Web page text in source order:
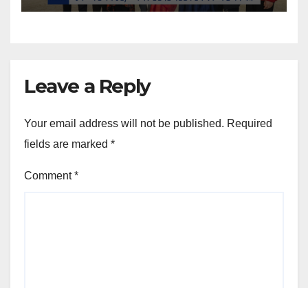
Leave a Reply
Your email address will not be published. Required
fields are marked *
Comment*